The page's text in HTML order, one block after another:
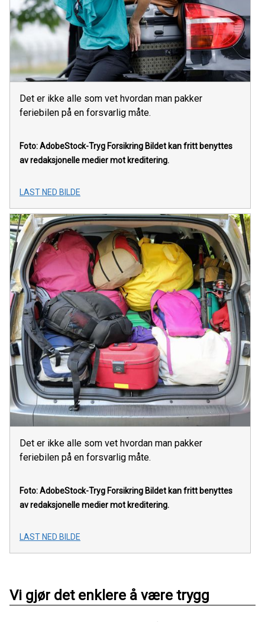
Det er ikke alle som vet hvordan man pakker
feriebilen på en forsvarlig måte.
Foto: AdobeStock-Tryg Forsikring Bildet kan fritt benyttes
av redaksjonelle medier mot kreditering.
LAST NED BILDE
Det er ikke alle som vet hvordan man pakker
feriebilen på en forsvarlig måte.
Foto: AdobeStock-Tryg Forsikring Bildet kan fritt benyttes
av redaksjonelle medier mot kreditering.
LAST NED BILDE
Vi gjør det enklere å være trygg